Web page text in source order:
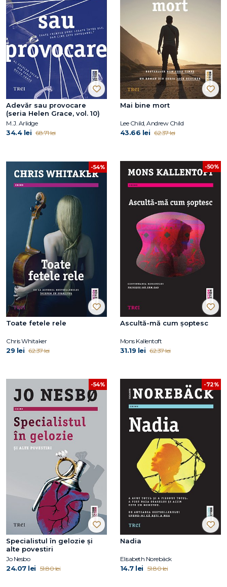
Adevăr sau provocare
(seria Helen Grace, vol. 10)
M.J. Arlidge
34.4 lei 68.71 lei
Mai bine mort
Lee Child, Andrew Child
43.66 lei 62.37 lei
-54%
Toate fetele rele
Chris Whitaker
29 lei 62.37 lei
-50%
Ascultă-mă cum șoptesc
Mons Kallentoft
31.19 lei 62.37 lei
-54%
Specialistul în gelozie și
alte povestiri
Jo Nesbo
24.07 lei 51.80 lei
-72%
Nadia
Elisabeth Norebäck
14.7 lei 51.80 lei